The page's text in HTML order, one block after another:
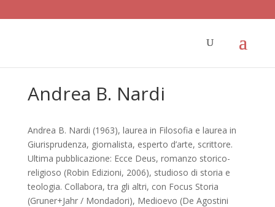
Andrea B. Nardi
Andrea B. Nardi (1963), laurea in Filosofia e laurea in
Giurisprudenza, giornalista, esperto d’arte, scrittore.
Ultima pubblicazione: Ecce Deus, romanzo storico-
religioso (Robin Edizioni, 2006), studioso di storia e
teologia. Collabora, tra gli altri, con Focus Storia
(Gruner+Jahr / Mondadori), Medioevo (De Agostini